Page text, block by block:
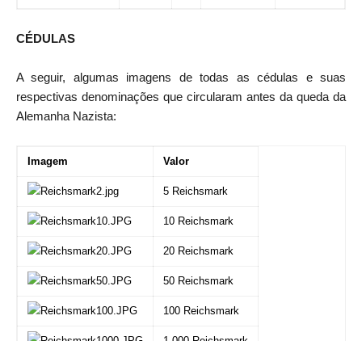
CÉDULAS
A seguir, algumas imagens de todas as cédulas e suas
respectivas denominações que circularam antes da queda da
Alemanha Nazista:
Imagem Valor
5 Reichsmark
10 Reichsmark
20 Reichsmark
50 Reichsmark
100 Reichsmark